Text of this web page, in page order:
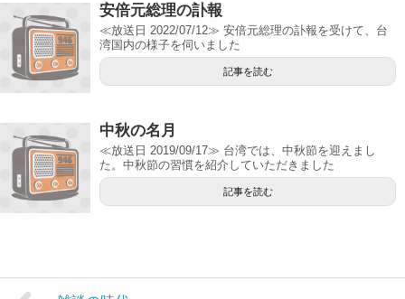
安倍元総理の訃報
≪放送日 2022/07/12≫ 安倍元総理の訃報を受けて、台
湾国内の様子を伺いました
記事を読む
中秋の名月
≪放送日 2019/09/17≫ 台湾では、中秋節を迎えまし
た。中秋節の習慣を紹介していただきました
記事を読む